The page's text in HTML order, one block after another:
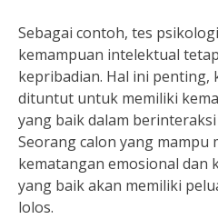
Sebagai contoh, tes
kemampuan intelektual
kepribadian. Hal ini penting,
dituntut untuk memiliki
yang baik dalam
Seorang calon yang mampu
kematangan emosional dan
yang baik akan memiliki
lolos.